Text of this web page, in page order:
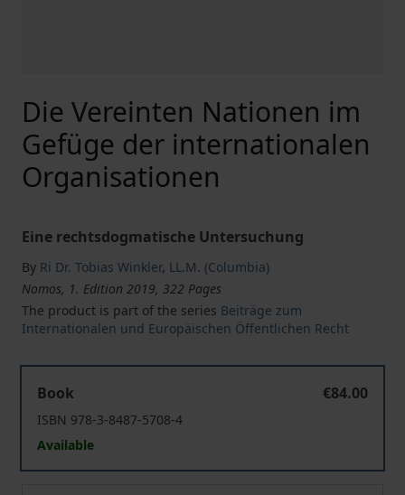
Die Vereinten Nationen im
Gefüge der internationalen
Organisationen
Eine rechtsdogmatische Untersuchung
By Ri Dr. Tobias Winkler, LL.M. (Columbia)
Nomos, 1. Edition 2019, 322 Pages
The product is part of the series Beiträge zum
Internationalen und Europäischen Öffentlichen Recht
Book
€84.00
ISBN 978-3-8487-5708-4
Available